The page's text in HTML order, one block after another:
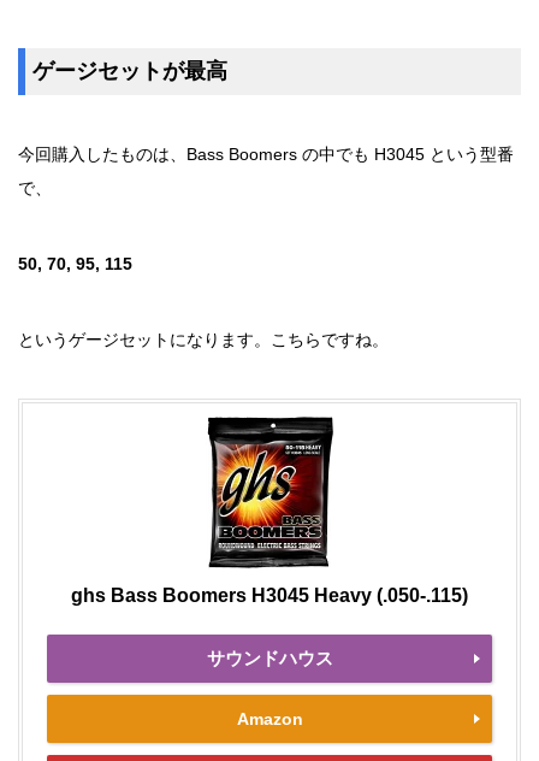
ゲージセットが最高
今回購入したものは、Bass Boomers の中でも H3045 という型番
で、
50, 70, 95, 115
というゲージセットになります。こちらですね。
ghs Bass Boomers H3045 Heavy (.050-.115)
サウンドハウス
Amazon